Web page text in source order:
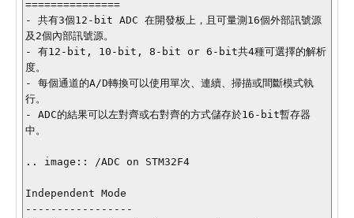
===============
- 共有3個12-bit ADC 在開發板上，且可量測16個外部訊號源
及2個內部訊號源。
- 有12-bit, 10-bit, 8-bit or 6-bit共4種可選擇的解析
度。
- 每個通道的A/D轉換可以使用單次、連續、掃描或間斷模式執
行。
- ADC的結果可以左對齊或右對齊的方式儲存於16-bit暫存器
中。
.. image:: /ADC on STM32F4
Independent Mode
-----------------